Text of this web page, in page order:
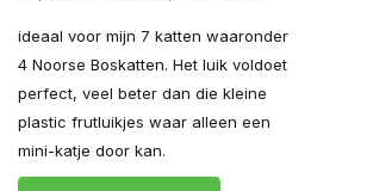
ideaal voor mijn 7 katten waaronder
4 Noorse Boskatten. Het luik voldoet
perfect, veel beter dan die kleine
plastic frutluikjes waar alleen een
mini-katje door kan.